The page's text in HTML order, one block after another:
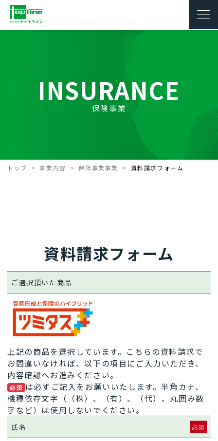
INSURANCE
保険事業
トップ 事業内容 保険事業事業 資料請求フォーム
資料請求フォーム
ご選択頂いた商品
上記の商品を選択しています。こちらの資料請求で
お間違いなければ、以下の項目にご入力いただき、
内容確認へお進みください。
必須 は必ずご記入をお願いいたします。半角カナ、
機種依存文字（（株）、（有）、（代）、丸囲み数
字など）は使用しないでください。
氏名